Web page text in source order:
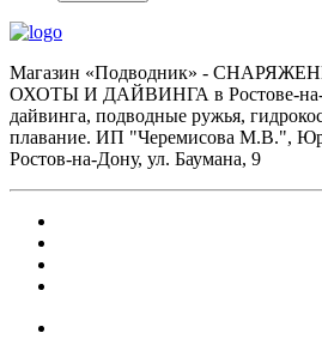
Магазин «Подводник» -
ОХОТЫ И ДАЙВИНГА в Ростове-на-
дайвинга, подводные ружья,
плавание. ИП "Черемисова М.В.",
Ростов-на-Дону, ул. Баумана, 9